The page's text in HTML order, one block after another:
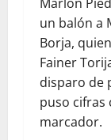
un balón a
Borja,
Fainer
disparo de
puso cifras
marcador.